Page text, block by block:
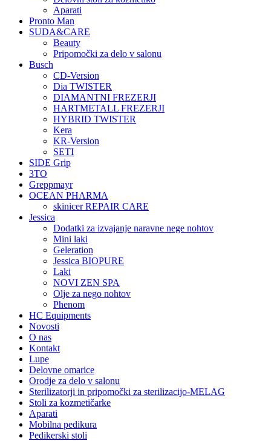
Aparati
Pronto Man
SUDA&CARE
Beauty
Pripomočki za delo v salonu
Busch
CD-Version
Dia TWISTER
DIAMANTNI FREZERJI
HARTMETALL FREZERJI
HYBRID TWISTER
Kera
KR-Version
SETI
SIDE Grip
3TO
Greppmayr
OCEAN PHARMA
skinicer REPAIR CARE
Jessica
Dodatki za izvajanje naravne nege nohtov
Mini laki
Geleration
Jessica BIOPURE
Laki
NOVI ZEN SPA
Olje za nego nohtov
Phenom
HC Equipments
Novosti
O nas
Kontakt
Lupe
Delovne omarice
Orodje za delo v salonu
Sterilizatorji in pripomočki za sterilizacijo-MELAG
Stoli za kozmetičarke
Aparati
Mobilna pedikura
Pedikerski stoli